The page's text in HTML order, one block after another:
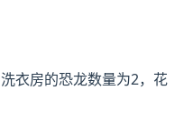
衣房的恐龙数量为2，花